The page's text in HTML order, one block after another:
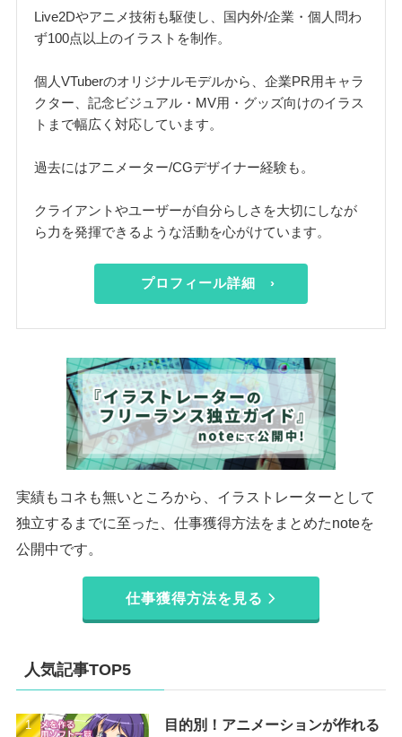
Live2Dやアニメ技術も駆使し、国内外/企業・個人問わ
ず100点以上のイラストを制作。
個人VTuberのオリジナルモデルから、企業PR用キャラ
クター、記念ビジュアル・MV用・グッズ向けのイラス
トまで幅広く対応しています。
過去にはアニメーター/CGデザイナー経験も。
クライアントやユーザーが自分らしさを大切にしなが
ら力を発揮できるような活動を心がけています。
プロフィール詳細 ›
実績もコネも無いところから、イラストレーターとして
独立するまでに至った、仕事獲得方法をまとめたnoteを
公開中です。
仕事獲得方法を見る
人気記事TOP5
目的別！アニメーションが作れる